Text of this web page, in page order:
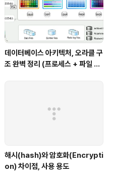
데이터베이스 아키텍처, 오라클 구
조 완벽 정리 (프로세스 + 파일 구
해시(hash)와 암호화(Encrypti
on) 차이점, 사용 용도